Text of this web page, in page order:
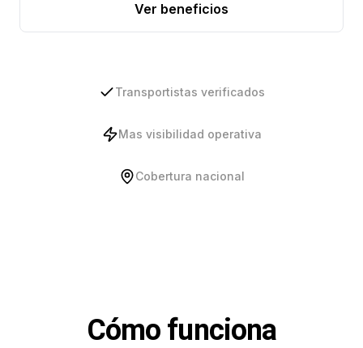
Ver beneficios
Transportistas verificados
Mas visibilidad operativa
Cobertura nacional
Cómo funciona